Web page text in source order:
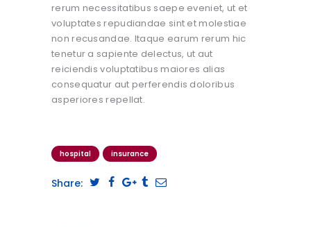
rerum necessitatibus saepe eveniet, ut et
voluptates repudiandae sint et molestiae
non recusandae. Itaque earum rerum hic
tenetur a sapiente delectus, ut aut
reiciendis voluptatibus maiores alias
consequatur aut perferendis doloribus
asperiores repellat.
hospital insurance
Share: